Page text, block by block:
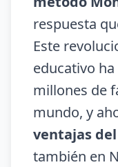
respuesta
Este
educativo
millones de
mundo, y
ventajas
también en